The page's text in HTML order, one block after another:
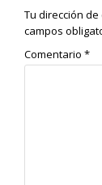
Tu dirección
campos
Comentario *